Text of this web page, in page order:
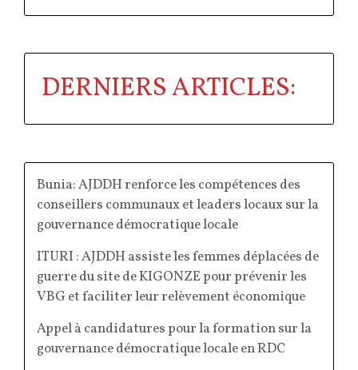
DERNIERS ARTICLES:
Bunia: AJDDH renforce les compétences des
conseillers communaux et leaders locaux sur la
gouvernance démocratique locale
ITURI : AJDDH assiste les femmes déplacées de
guerre du site de KIGONZE pour prévenir les
VBG et faciliter leur relèvement économique
Appel à candidatures pour la formation sur la
gouvernance démocratique locale en RDC